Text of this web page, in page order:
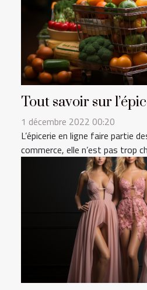
Tout savoir sur
1 décembre 2022 00:20
L’épicerie en ligne faire partie
commerce, elle n’est pas trop